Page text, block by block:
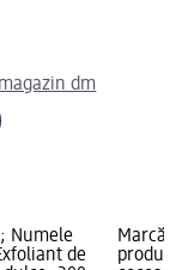
dm
Numele
de
Marcă: